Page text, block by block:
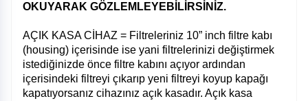
OKUYARAK GÖZLEMLEYEBİLİRSİNİZ.
AÇIK KASA CİHAZ = Filtreleriniz 10” inch filtre kabı
(housing) içerisinde ise yani filtrelerinizi değiştirmek
istediğinizde önce filtre kabını açıyor ardından
içerisindeki filtreyi çıkarıp yeni filtreyi koyup kapağı
kapatıyorsanız cihazınız açık kasadır. Açık kasa